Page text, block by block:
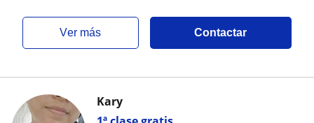
ver más Contactar
Kary